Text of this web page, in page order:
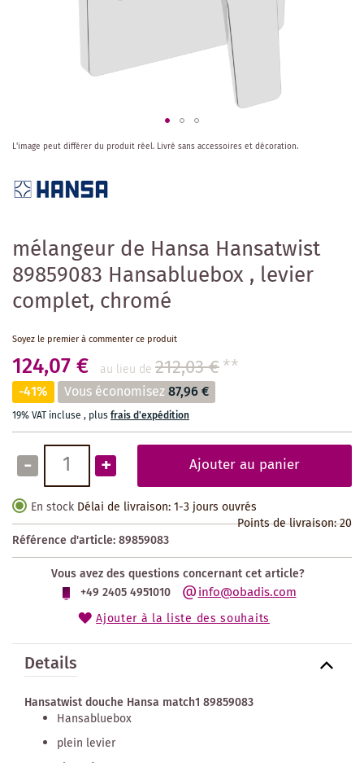
mélangeur de Hansa Hansatwist
89859083 Hansabluebox , levier
complet, chromé
Soyez le premier à commenter ce produit
124,07 € au lieu de 212,03 €**
-41% Vous économisez87,96 €
19% VAT incluse , plusfrais d'expédition
- + Ajouter au panier
En stock Délai de livraison: 1-3 jours ouvrés
Points de livraison:20
Référence d'article:89859083
Vous avez des questions concernant cet article?
+49 2405 4951010
info@obadis.com
Ajouter à la liste des souhaits
Skip
beginning
images
gallery
L'image peut différer du produit réel. Livré sans accessoires et décoration.
Details
Hansatwist douche Hansa match1 89859083
Hansabluebox
plein levier